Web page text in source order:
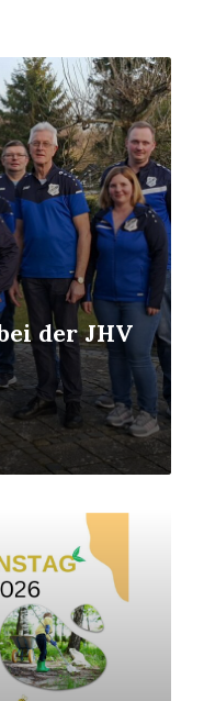
der JHV